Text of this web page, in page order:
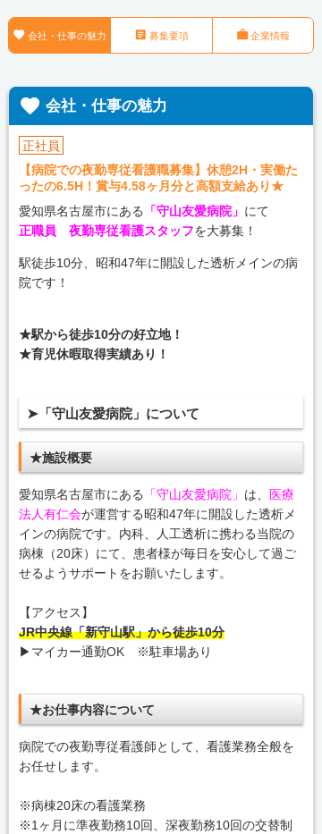
 会社・仕事の魅力  募集要項 企業情報
 会社・仕事の魅力
正社員
【病院での夜勤専従看護職募集】休憩2H・実働た
ったの6.5H！賞与4.58ヶ月分と高額支給あり★
愛知県名古屋市にある
「守山友愛病院」 にて
正職員 夜勤専従看護スタッフを大募集！
駅徒歩10分、昭和47年に開設した透析メインの病
院です！
★駅から徒歩10分の好立地！
★育児休暇取得実績あり！
➤「守山友愛病院」について
★施設概要
愛知県名古屋市にある 「守山友愛病院」 は、
医療
法人有仁会が運営する昭和47年に開設した透析メ
インの病院です。内科、人工透析に携わる当院の
病棟（20床）にて、患者様が毎日を安心して過ご
せるようサポートをお願いたします。
【アクセス】
JR中央線「新守山駅」から徒歩10分
▶マイカー通勤OK ※駐車場あり
★お仕事内容について
病院での夜勤専従看護師として、看護業務全般を
お任せします。
※病棟20床の看護業務
※1ヶ月に準夜勤務10回、深夜勤務10回の交替制